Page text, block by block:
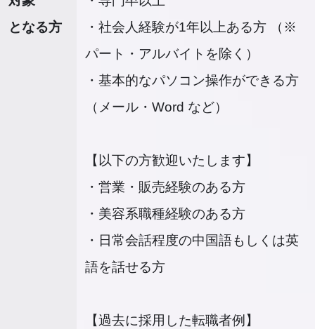
となる方
・社会人経験が1年以上ある方 （※
パート・アルバイトを除く）
・基本的なパソコン操作ができる方
（メール・Word など）
【以下の方歓迎いたします】
・営業・販売経験のある方
・美容系職種経験のある方
・日常会話程度の中国語もしくは英
語を話せる方
【過去に採用した転職者例】